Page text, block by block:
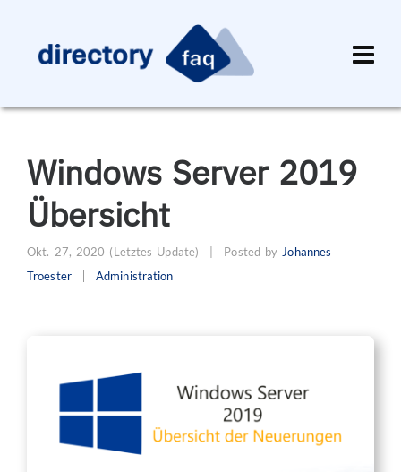
Windows Server 2019
Übersicht
Okt. 27, 2020 (Letztes Update) Posted by Johannes
Troester
Administration